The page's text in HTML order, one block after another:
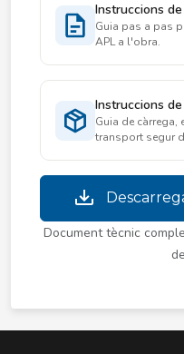
Instruccions
Guia pas a pas
APL a l'obra.
Instruccions
Guia de càrrega,
transport segur
Document tècnic